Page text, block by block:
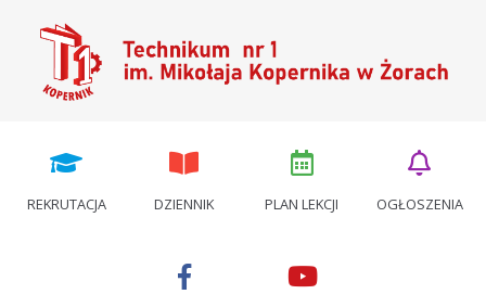
REKRUTACJA DZIENNIK PLAN LEKCJI OGŁOSZENIA